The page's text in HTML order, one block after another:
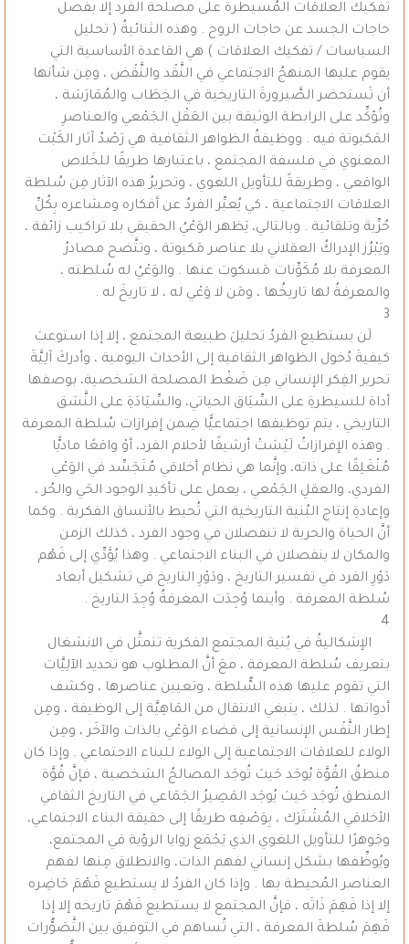
تفكيك العلاقات المُسيطرة على مصلحة الفرد إلا بفصل
حاجات الجسد عن حاجات الروح . وهذه الثنائيةُ ( تحليل
السياسات / تفكيك العلاقات ) هي القاعدة الأساسية التي
يقوم عليها المنهجُ الاجتماعي في النَّقْد والنَّقْض ، ومِن شأنها
أن تَستحضر الصَّيرورةَ التاريخية في الخِطَاب والمُمَارَسَة ،
وتُؤكِّد على الرابطة الوثيقة بين العَقْلِ الجَمْعي والعناصرِ
المَكبوتة فيه . ووظيفةُ الظواهر الثقافية هي رَصْدُ آثار الكَبْت
المعنوي في فلسفة المجتمع ، باعتبارها طريقًا للخَلاص
الواقعي ، وطريقةً للتأويل اللغوي ، وتحريرُ هذه الآثار مِن سُلطة
العلاقات الاجتماعية ، كي يُعبِّر الفردُ عن أفكاره ومشاعره بِكُلِّ
حُرِّية وتلقائية . وبالتالي، يَظهر الوَعْيُ الحقيقي بلا تراكيب زائفة ،
ويَبْرُز الإدراكُ العقلاني بلا عناصر مَكبوتة ، وتتَّضح مصادرُ
المعرفة بلا مُكَوِّنات مَسكوت عنها . والوَعْيُ له سُلطته ،
والمعرفةُ لها تاريخُها ، ومَن لا وَعْي له ، لا تاريخَ له .
3
لَن يستطيع الفردُ تحليلَ طبيعة المجتمع ، إلا إذا استوعبَ
كيفيةَ دُخول الظواهر الثقافية إلى الأحداث اليومية ، وأدركَ آلِيَّةَ
تحرير الفِكر الإنساني مِن ضَغْط المصلحة الشخصية، بوصفها
أداة للسيطرةِ على السِّيَاق الحياتي، والسِّيَادَةِ على النَّسَق
التاريخي ، يتم توظيفها اجتماعيًّا ضِمن إفرازات سُلطة المعرفة
. وهذه الإفرازاتُ لَيْسَتْ أرشيفًا لأحلام الفرد، أوْ واقعًا ماديًّا
مُنْغَلِقًا على ذاته، وإنَّما هي نظام أخلاقي مُتَجَسِّد في الوَعْي
الفردي، والعقلِ الجَمْعي ، يعمل على تأكيدِ الوجود الحَي والحُر ،
وإعادةِ إنتاج البُنية التاريخية التي تُحيط بالأنساق الفكرية . وكما
أنَّ الحياة والحرية لا تنفصلان في وجود الفرد ، كذلك الزمن
والمكان لا ينفصلان في البناء الاجتماعي . وهذا يُؤَدِّي إلى فَهْم
دَوْرِ الفرد في تفسير التاريخ ، ودَوْرِ التاريخ في تشكيل أبعاد
سُلطة المعرفة . وأينما وُجِدَت المعرفةُ وُجِدَ التاريخ .
4
الإشكاليةُ في بُنية المجتمع الفكرية تتمثَّل في الانشغال
بتعريف سُلطة المعرفة ، معَ أنَّ المطلوب هو تحديد الآلِيَّات
التي تقوم عليها هذه السُّلطة ، وتعيين عناصرها ، وكشف
أدواتها . لذلك ، ينبغي الانتقال من المَاهِيَّة إلى الوظيفة ، ومِن
إطار النَّفْس الإنسانية إلى فضاء الوَعْي بالذات والآخَر ، ومِن
الولاء للعلاقات الاجتماعية إلى الولاء للبناء الاجتماعي . وإذا كان
منطقُ القُوَّة يُوجَد حَيث تُوجَد المصالحُ الشخصية ، فإنَّ قُوَّة
المنطق تُوجَد حَيث يُوجَد المَصِيرُ الجَمَاعي في التاريخ الثقافي
الأخلاقي المُشْتَرَك ، بِوَصْفِه طريقًا إلى حقيقة البناء الاجتماعي،
وجَوهرًا للتأويل اللغوي الذي يَجْمَع زوايا الرؤية في المجتمع،
ويُوظِّفها بشكل إنساني لفهم الذات، والانطلاق مِنها لفهم
العناصر المُحيطة بها . وإذا كان الفردُ لا يستطيع فَهْمَ حَاضِره
إلا إذا فَهِمَ ذَاتَه ، فإنَّ المجتمع لا يستطيع فَهْمَ تاريخه إلا إذا
فَهِمَ سُلطةَ المعرفة ، التي تُساهم في التوفيق بين التَّصَوُّرات